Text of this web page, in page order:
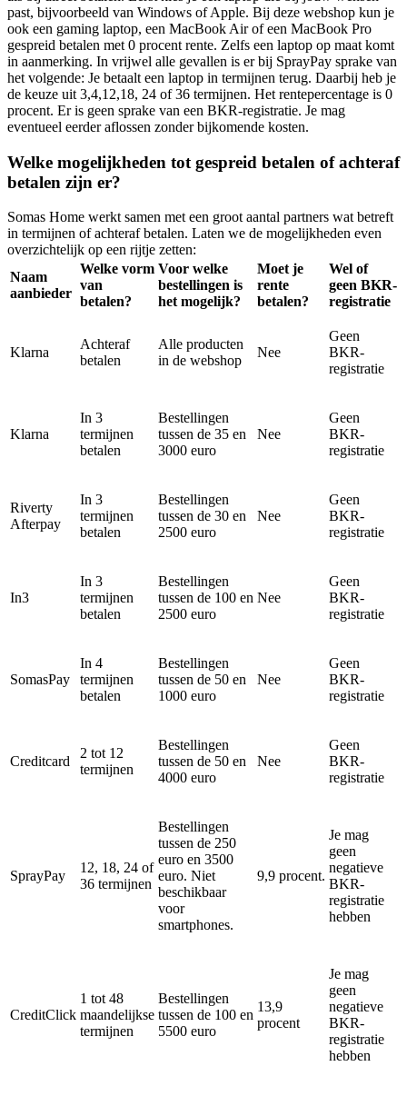
past, bijvoorbeeld van Windows of Apple. Bij deze webshop kun je
ook een gaming laptop, een MacBook Air of een MacBook Pro
gespreid betalen met 0 procent rente. Zelfs een laptop op maat komt
in aanmerking. In vrijwel alle gevallen is er bij SprayPay sprake van
het volgende: Je betaalt een laptop in termijnen terug. Daarbij heb je
de keuze uit 3,4,12,18, 24 of 36 termijnen. Het rentepercentage is 0
procent. Er is geen sprake van een BKR-registratie. Je mag
eventueel eerder aflossen zonder bijkomende kosten.
Welke mogelijkheden tot gespreid betalen of achteraf
betalen zijn er?
Somas Home werkt samen met een groot aantal partners wat betreft
in termijnen of achteraf betalen. Laten we de mogelijkheden even
overzichtelijk op een rijtje zetten:
Naam
aanbieder
Welke vorm
van
betalen?
Voor welke
bestellingen is
het mogelijk?
Moet je
rente
betalen?
Wel of
geen BKR-
registratie
Klarna
Achteraf
betalen
Alle producten
in de webshop
Nee
Geen
BKR-
registratie
Klarna
In 3
termijnen
betalen
Bestellingen
tussen de 35 en
3000 euro
Nee
Geen
BKR-
registratie
Riverty
Afterpay
In 3
termijnen
betalen
Bestellingen
tussen de 30 en
2500 euro
Nee
Geen
BKR-
registratie
In3
In 3
termijnen
betalen
Bestellingen
tussen de 100 en
2500 euro
Nee
Geen
BKR-
registratie
SomasPay
In 4
termijnen
betalen
Bestellingen
tussen de 50 en
1000 euro
Nee
Geen
BKR-
registratie
Creditcard
2 tot 12
termijnen
Bestellingen
tussen de 50 en
4000 euro
Nee
Geen
BKR-
registratie
SprayPay
12, 18, 24 of
36 termijnen
Bestellingen
tussen de 250
euro en 3500
euro. Niet
beschikbaar
voor
smartphones.
9,9 procent.
Je mag
geen
negatieve
BKR-
registratie
hebben
CreditClick
1 tot 48
maandelijkse
termijnen
Bestellingen
tussen de 100 en
5500 euro
13,9
procent
Je mag
geen
negatieve
BKR-
registratie
hebben